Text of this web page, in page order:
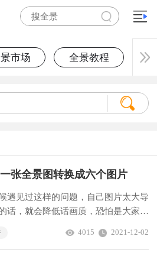
市场 全景教程
张全景图转换成六个图片
遇见过这样的问题，自己图片太大导
话，就会降低话画质，恐怕是大家不
2021-12-02
4015